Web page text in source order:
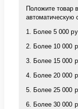
Положите товар
автоматическую
1. Более 5 000
2. Более 10 000
3. Более 15 000
4. Более 20 000
5. Более 25 000
6. Более 30 000